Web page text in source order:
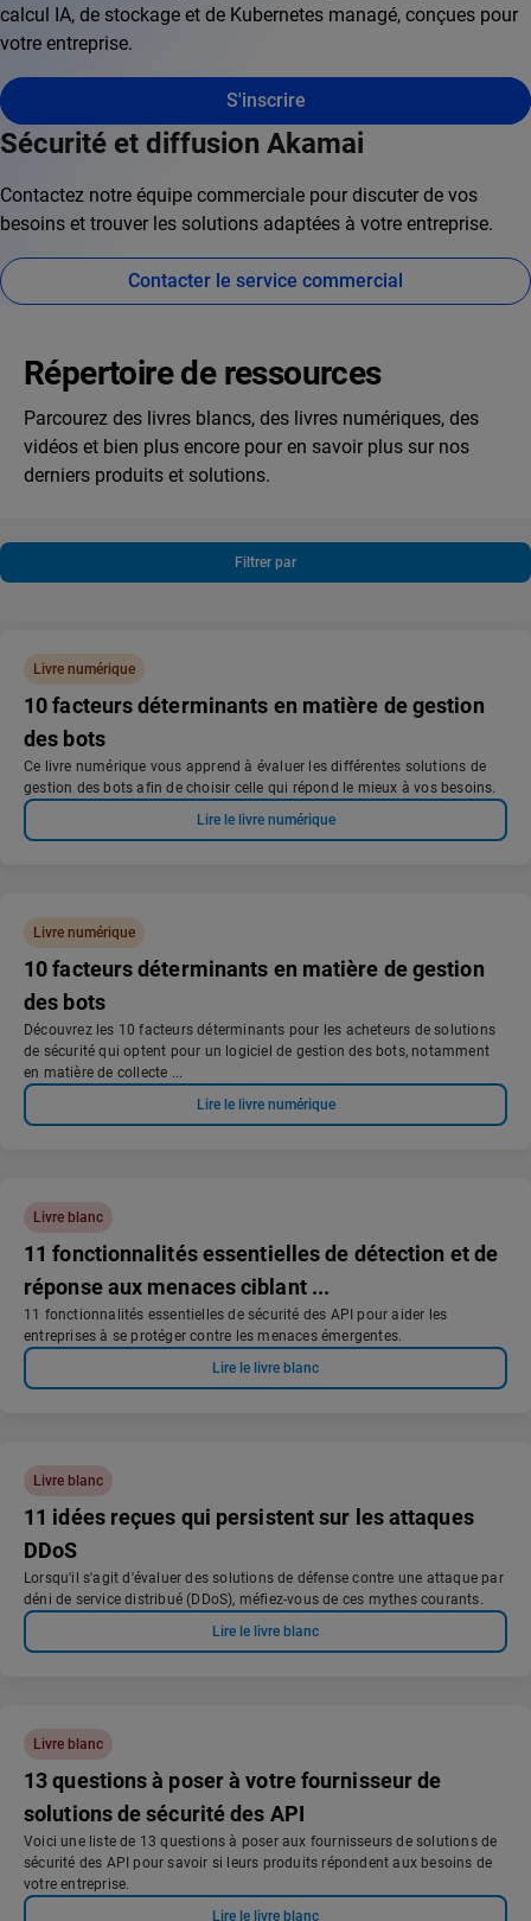
calcul IA, de stockage et de Kubernetes managé, conçues pour
votre entreprise.
S'inscrire
Sécurité et diffusion Akamai
Contactez notre équipe commerciale pour discuter de vos
besoins et trouver les solutions adaptées à votre entreprise.
Contacter le service commercial
Répertoire de ressources
Parcourez des livres blancs, des livres numériques, des
vidéos et bien plus encore pour en savoir plus sur nos
derniers produits et solutions.
Filtrer par
Livre numérique
10 facteurs déterminants en matière de gestion
des bots
Ce livre numérique vous apprend à évaluer les différentes solutions de
gestion des bots afin de choisir celle qui répond le mieux à vos besoins.
Lire le livre numérique
Livre numérique
10 facteurs déterminants en matière de gestion
des bots
Découvrez les 10 facteurs déterminants pour les acheteurs de solutions
de sécurité qui optent pour un logiciel de gestion des bots, notamment
en matière de collecte ...
Lire le livre numérique
Livre blanc
11 fonctionnalités essentielles de détection et de
réponse aux menaces ciblant ...
11 fonctionnalités essentielles de sécurité des API pour aider les
entreprises à se protéger contre les menaces émergentes.
Lire le livre blanc
Livre blanc
11 idées reçues qui persistent sur les attaques
DDoS
Lorsqu'il s'agit d'évaluer des solutions de défense contre une attaque par
déni de service distribué (DDoS), méfiez-vous de ces mythes courants.
Lire le livre blanc
Livre blanc
13 questions à poser à votre fournisseur de
solutions de sécurité des API
Voici une liste de 13 questions à poser aux fournisseurs de solutions de
sécurité des API pour savoir si leurs produits répondent aux besoins de
votre entreprise.
Lire le livre blanc